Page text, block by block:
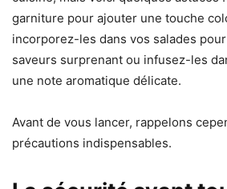
garniture pour ajouter une touche
incorporez-les dans vos salades
saveurs surprenant ou infusez-les
une note aromatique délicate.
Avant de vous lancer, rappelons
précautions indispensables.